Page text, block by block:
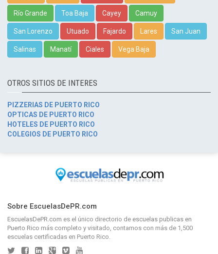
Río Grande Toa Baja Cayey Camuy
San Lorenzo Utuado Fajardo Lares San Juan
Salinas Manatí Ciales Vega Baja
OTROS SITIOS DE INTERES
PIZZERIAS DE PUERTO RICO
OPTICAS DE PUERTO RICO
HOTELES DE PUERTO RICO
COLEGIOS DE PUERTO RICO
Sobre EscuelasDePR.com
EscuelasDePR.com es el único directorio de escuelas publicas en
Puerto Rico más completo y visitado, contamos con más de 1,500
escuelas certificadas en Puerto Rico.